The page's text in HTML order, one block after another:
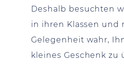
Deshalb besuchten
in ihren Klassen und
Gelegenheit wahr,
kleines Geschenk zu